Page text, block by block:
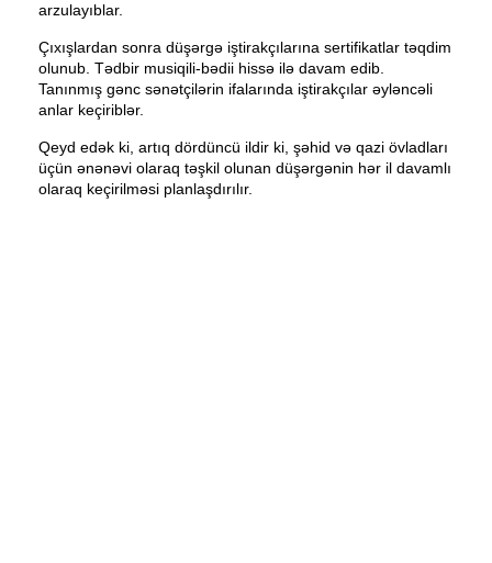
arzulayıblar.
Çıxışlardan sonra düşərgə iştirakçılarına sertifikatlar təqdim
olunub. Tədbir musiqili-bədii hissə ilə davam edib.
Tanınmış gənc sənətçilərin ifalarında iştirakçılar əyləncəli
anlar keçiriblər.
Qeyd edək ki, artıq dördüncü ildir ki, şəhid və qazi övladları
üçün ənənəvi olaraq təşkil olunan düşərgənin hər il davamlı
olaraq keçirilməsi planlaşdırılır.